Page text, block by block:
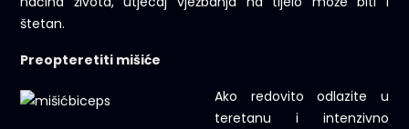
štetan.
Preopteretiti mišiće
Ako redovito odlazite u
teretanu i intenzivno